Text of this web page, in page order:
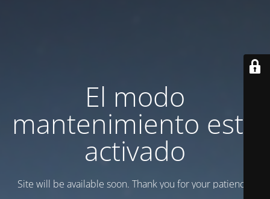
El modo
mantenimiento está
activado
Site will be available soon. Thank you for your patience!